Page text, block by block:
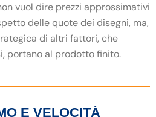
vuol dire prezzi approssimativi
delle quote dei disegni, ma,
di altri fattori, che
portano al prodotto finito.
E VELOCITÀ